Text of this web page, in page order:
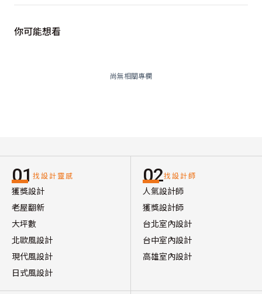
你可能想看
尚無相關專欄
01 找設計靈感
獲獎設計
老屋翻新
大坪數
北歐風設計
現代風設計
日式風設計
02找設計師
人氣設計師
獲獎設計師
台北室內設計
台中室內設計
高雄室內設計